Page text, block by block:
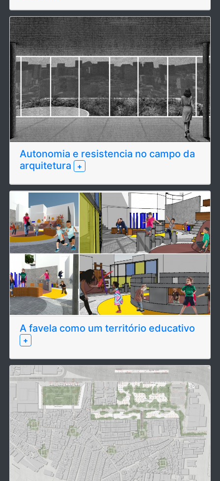
Autonomia e resistencia no campo da
arquitetura
+
A favela como um território educativo
+